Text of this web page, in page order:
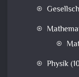
Physik